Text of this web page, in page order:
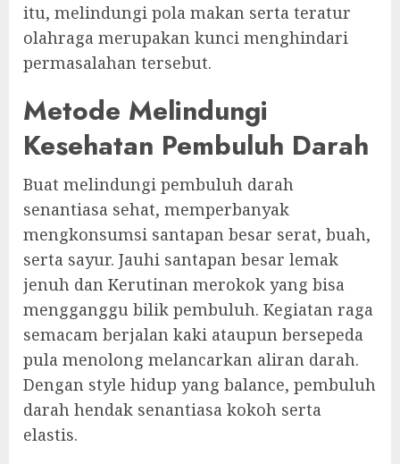
itu, melindungi pola makan serta teratur
olahraga merupakan kunci menghindari
permasalahan tersebut.
Metode Melindungi
Kesehatan Pembuluh Darah
Buat melindungi pembuluh darah
senantiasa sehat, memperbanyak
mengkonsumsi santapan besar serat, buah,
serta sayur. Jauhi santapan besar lemak
jenuh dan Kerutinan merokok yang bisa
mengganggu bilik pembuluh. Kegiatan raga
semacam berjalan kaki ataupun bersepeda
pula menolong melancarkan aliran darah.
Dengan style hidup yang balance, pembuluh
darah hendak senantiasa kokoh serta
elastis.